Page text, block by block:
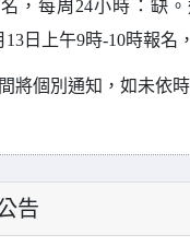
，每周24小時：缺
13日上午9時-10時報名
將個別通知，如未依
告